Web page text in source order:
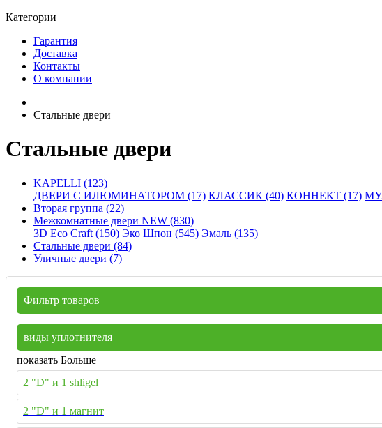
Категории
Гарантия
Доставка
Контакты
О компании
Стальные двери
Стальные двери
KAPELLI (123)
ДВЕРИ С ИЛЮМИНАТОРОМ (17) КЛАССИК (40) КОННЕКТ (17)
Вторая группа (22)
Межкомнатные двери NEW (830)
3D Eco Craft (150) Эко Шпон (545) Эмаль (135)
Стальные двери (84)
Уличные двери (7)
Фильтр товаров
виды уплотнителя
показать Больше
2 "D" и 1 shligel
2 "D" и 1 магнит